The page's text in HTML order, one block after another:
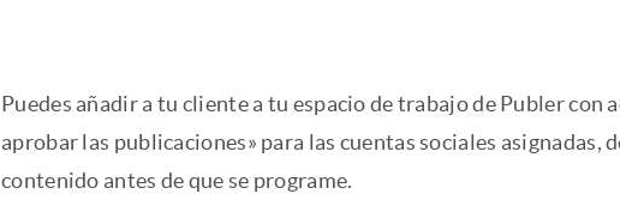
Puedes añadir a tu cliente a tu espacio de trabajo de Publer con
aprobar las publicaciones» para las cuentas sociales asignadas,
contenido antes de que se programe.